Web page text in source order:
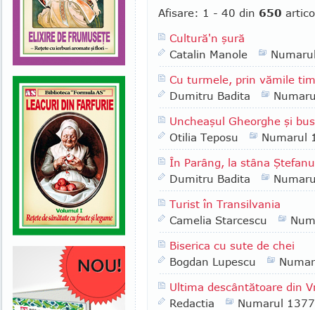
Afisare: 1 - 40 din 650
Cultură'n şură
Catalin Manole
Cu turmele, prin vămile
Dumitru Badita
Uncheaşul Gheorghe şi
Otilia Teposu
Numarul
În Parâng, la stâna Ştefanu
Dumitru Badita
Turist în Transilvania
Camelia Starcescu
Biserica cu sute de chei
Bogdan Lupescu
Ultima descântătoare din
Redactia
Numarul 1377